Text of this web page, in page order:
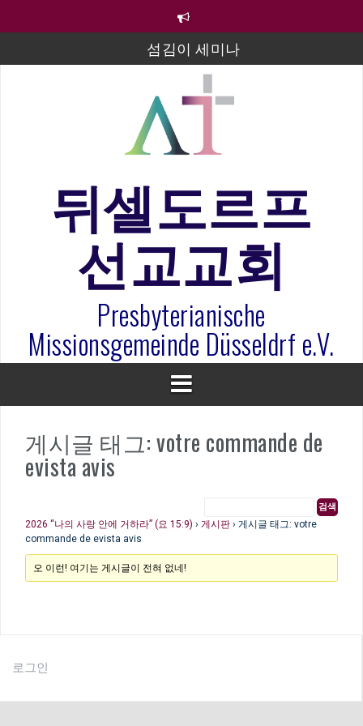
섬김이 세미나
김태희 자매 졸업연주
2023년 어린이 주일 유초등부 발표
라합3 나라 봉헌송
은퇴사-우선화 권사
20260322 주안에 가만히 머물기(요한복음 15:1-17) 손
훈목사
뒤셀도르프
선교교회
Presbyterianische
Missionsgemeinde Düsseldrf e.V.
게시글 태그: votre commande de
evista avis
2026 “나의 사랑 안에 거하라” (요 15:9) › 게시판 › 게시글 태그: votre
commande de evista avis
오 이런! 여기는 게시글이 전혀 없네!
로그인